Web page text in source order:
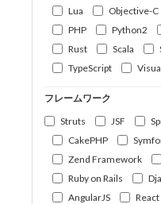
Lua
Objective-C
PHP
Python2
Rust
Scala
TypeScript
フレームワーク
Struts
JSF
CakePHP
Zend Framework
Ruby on Rails
AngularJS
React